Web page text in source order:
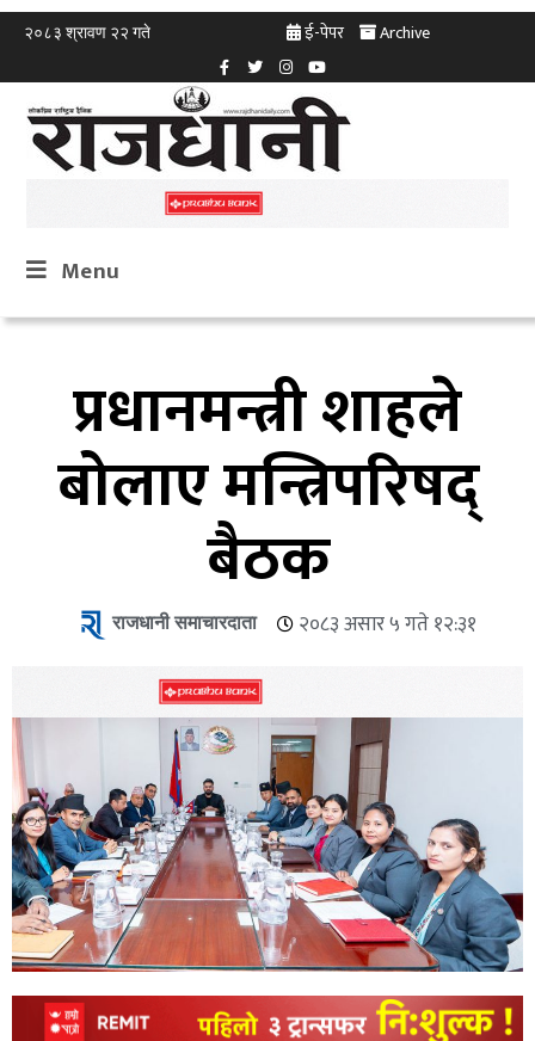
२०८३ श्रावण २२ गते ई-पेपर Archive
Menu
प्रधानमन्त्री शाहले
बोलाए मन्त्रिपरिषद्
बैठक
राजधानी समाचारदाता २०८३ असार ५ गते १२:३१